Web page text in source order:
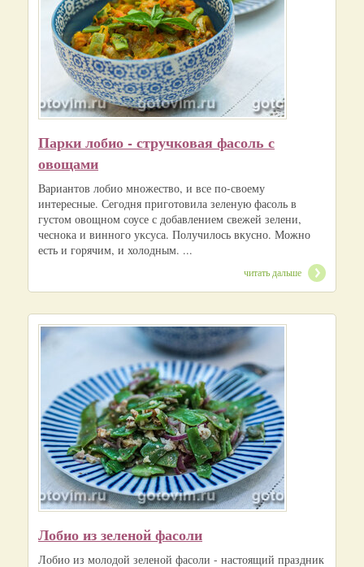
Парки лобио - стручковая фасоль с
овощами
Вариантов лобио множество, и все по-своему
интересные. Сегодня приготовила зеленую фасоль в
густом овощном соусе с добавлением свежей зелени,
чеснока и винного уксуса. Получилось вкусно. Можно
есть и горячим, и холодным. ...
читать дальше
Лобио из зеленой фасоли
Лобио из молодой зеленой фасоли - настоящий праздник